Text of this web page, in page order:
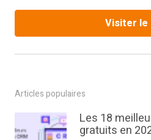
Visiter le
Articles populaires
Les 18
gratuits en